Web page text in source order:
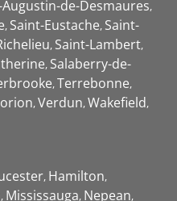
Augustin-de-Desmaures
Saint-Eustache Saint-
Saint-Lambert
Salaberry-de-
Terrebonne
Verdun Wakefield
Hamilton
Mississauga Nepean